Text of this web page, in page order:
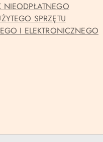
SPRZĘTU
I ELEKTRONICZNEGO